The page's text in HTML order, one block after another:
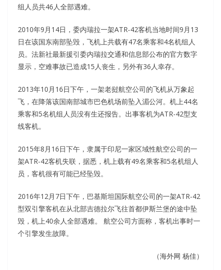
组人员共46人全部遇难。
2010年9月14日，委内瑞拉一架ATR-42客机当地时间9月13
日在该国东南部坠毁，飞机上共载有47名乘客和4名机组人
员。法新社最新援引委内瑞拉交通和信息部公布的官方数字
显示，空难事故已造成15人丧生，另外有36人幸存。
2013年10月16日下午，一架老挝航空公司的飞机从万象起
飞，在降落该国南部城市巴色机场前坠入湄公河。机上44名
乘客和5名机组人员没有生还报告。出事客机为ATR-42型支
线客机。
2015年8月16日下午，隶属于印尼一家区域性航空公司的一
架ATR-42客机失联，据悉，机上载有49名乘客和5名机组人
员，客机很有可能已经坠毁。
2016年12月7日下午，巴基斯坦国际航空公司的一架ATR-42
型双引擎客机在从北部吉德拉尔飞往首都伊斯兰堡的途中坠
毁，机上40余人全部遇难。 航空公司方面称，客机出事时一
个引擎发生故障。
（海外网 杨佳）